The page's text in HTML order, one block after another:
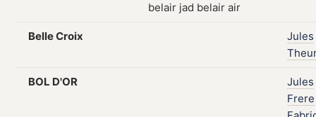
Belle Croix
Jules
BOL D'OR
Jules
Frere